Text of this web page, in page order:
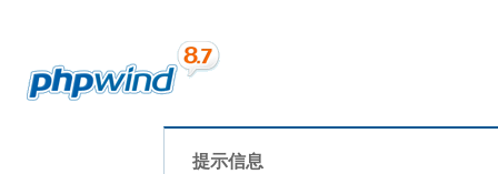
提示信息